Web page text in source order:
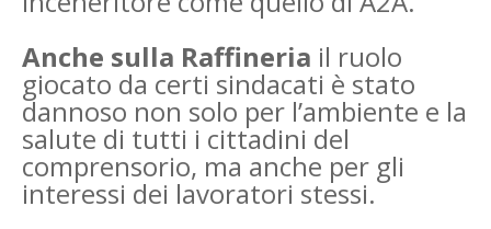
Anche sulla Raffineria il ruolo
giocato da certi sindacati è stato
dannoso non solo per l’ambiente e la
salute di tutti i cittadini del
comprensorio, ma anche per gli
interessi dei lavoratori stessi.